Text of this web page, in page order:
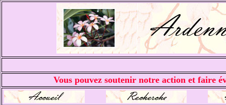
Vous pouvez soutenir notre action et faire